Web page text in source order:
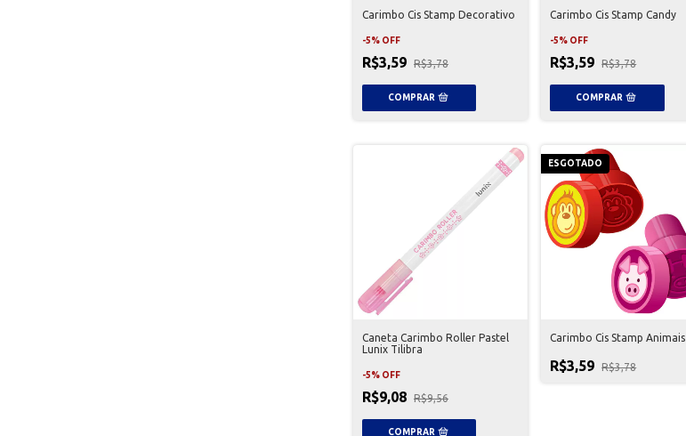
Carimbo Cis Stamp Decorativo
-5% OFF
R$3,59 R$3,78
Carimbo Cis Stamp Candy
-5% OFF
R$3,59 R$3,78
Caneta Carimbo Roller Pastel
Lunix Tilibra
-5% OFF
R$9,08 R$9,56
ESGOTADO
Carimbo Cis Stamp Animais
R$3,59 R$3,78